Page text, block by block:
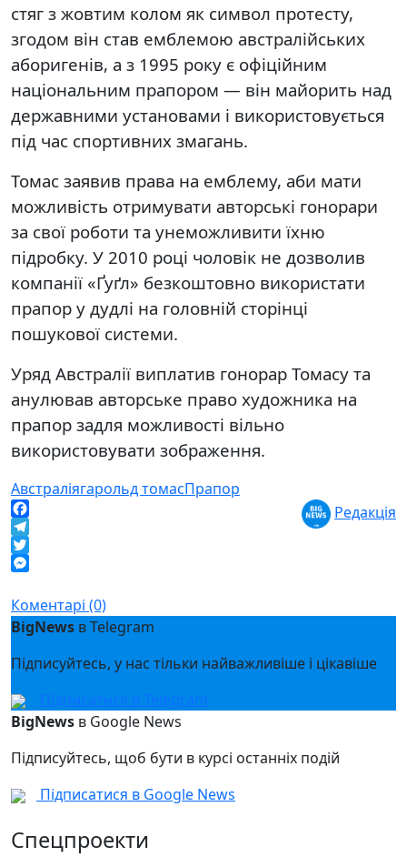
стяг з жовтим колом як символ протесту,
згодом він став емблемою австралійських
аборигенів, а з 1995 року є офіційним
національним прапором — він майорить над
державними установами і використовується
під час спортивних змагань.
Томас заявив права на емблему, аби мати
можливість отримувати авторські гонорари
за свої роботи та унеможливити їхню
підробку. У 2010 році чоловік не дозволив
компанії «Ґуґл» безкоштовно використати
прапор у дудлі на головній сторінці
пошукової системи.
Уряд Австралії виплатив гонорар Томасу та
анулював авторське право художника на
прапор задля можливості вільно
використовувати зображення.
Австраліягарольд томасПрапор
Facebook
Telegram
Twitter
Редакція
Коментарі (0)
BigNews в Telegram
Підписуйтесь, у нас тільки найважливіше і цікавіше
Підписатися в Telegram
BigNews в Google News
Підписуйтесь, щоб бути в курсі останніх подій
Підписатися в Google News
Спецпроекти